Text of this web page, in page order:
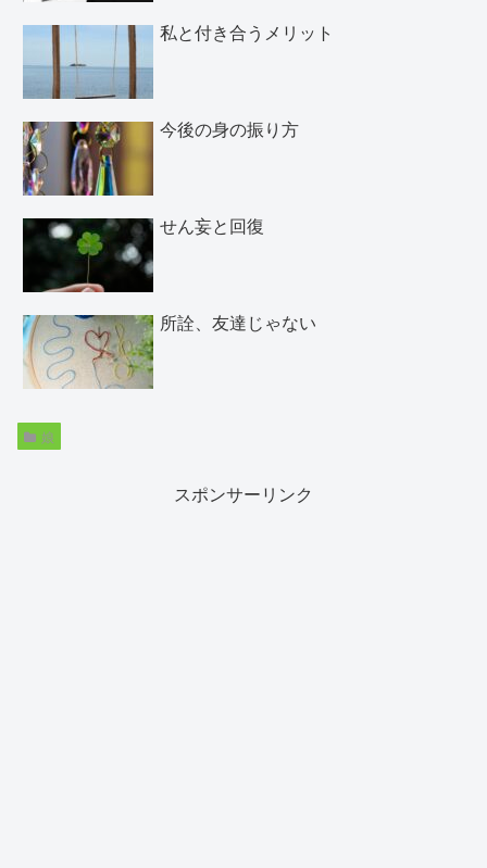
私と付き合うメリット
今後の身の振り方
せん妄と回復
所詮、友達じゃない
娘
スポンサーリンク